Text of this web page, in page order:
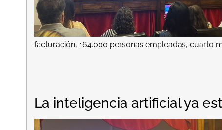
facturación, 164.000 personas empleadas, cuarto
La inteligencia artificial ya